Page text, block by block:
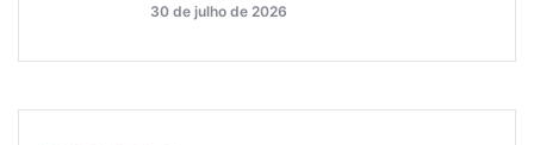
30 de julho de 2026